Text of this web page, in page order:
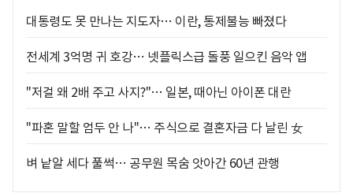
대통령도 못 만나는 지도자… 이란, 통제불능 빠졌다
전세계 3억명 귀 호강… 넷플릭스급 돌풍 일으킨 음악 앱
"저걸 왜 2배 주고 사지?"… 일본, 때아닌 아이폰 대란
"파혼 말할 엄두 안 나"… 주식으로 결혼자금 다 날린 女
벼 낱알 세다 풀썩… 공무원 목숨 앗아간 60년 관행